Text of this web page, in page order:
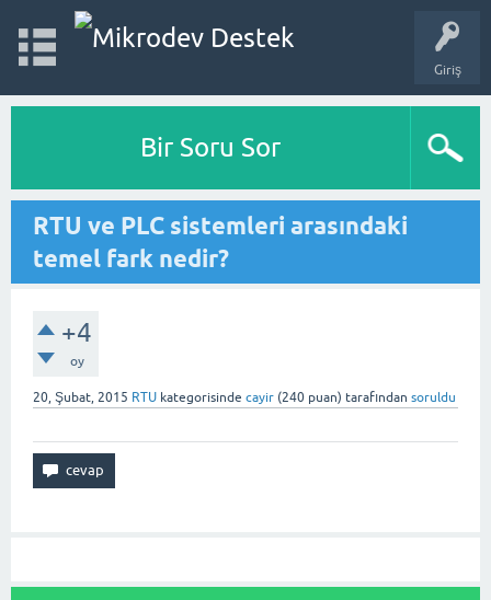
Giriş
Bir Soru Sor
RTU ve PLC sistemleri arasındaki
temel fark nedir?
+4
oy
20, Şubat, 2015 RTU kategorisinde cayir (240 puan) tarafından soruldu